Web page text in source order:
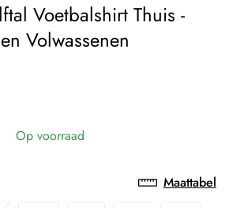
Voetbalshirt Thuis -
Volwassenen
Op voorraad
Maattabel